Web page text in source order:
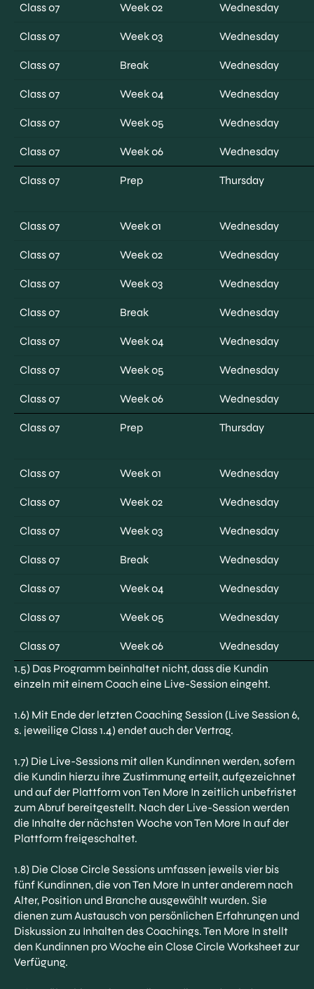
Class 07 Week 02 Wednesday
Class 07 Week 03 Wednesday
Class 07 Break Wednesday
Class 07 Week 04 Wednesday
Class 07 Week 05 Wednesday
Class 07 Week 06 Wednesday
Class 07 Prep Thursday
Class 07 Week 01 Wednesday
Class 07 Week 02 Wednesday
Class 07 Week 03 Wednesday
Class 07 Break Wednesday
Class 07 Week 04 Wednesday
Class 07 Week 05 Wednesday
Class 07 Week 06 Wednesday
Class 07 Prep Thursday
Class 07 Week 01 Wednesday
Class 07 Week 02 Wednesday
Class 07 Week 03 Wednesday
Class 07 Break Wednesday
Class 07 Week 04 Wednesday
Class 07 Week 05 Wednesday
Class 07 Week 06
Wednesday
1.5) Das Programm beinhaltet nicht, dass die Kundin
einzeln mit einem Coach eine Live-Session eingeht.
1.6) Mit Ende der letzten Coaching Session (Live Session 6,
s. jeweilige Class 1.4) endet auch der Vertrag.
1.7) Die Live-Sessions mit allen Kundinnen werden, sofern
die Kundin hierzu ihre Zustimmung erteilt, aufgezeichnet
und auf der Plattform von Ten More In zeitlich unbefristet
zum Abruf bereitgestellt. Nach der Live-Session werden
die Inhalte der nächsten Woche von Ten More In auf der
Plattform freigeschaltet.
1.8) Die Close Circle Sessions umfassen jeweils vier bis
fünf Kundinnen, die von Ten More In unter anderem nach
Alter, Position und Branche ausgewählt wurden. Sie
dienen zum Austausch von persönlichen Erfahrungen und
Diskussion zu Inhalten des Coachings. Ten More In stellt
den Kundinnen pro Woche ein Close Circle Worksheet zur
Verfügung.